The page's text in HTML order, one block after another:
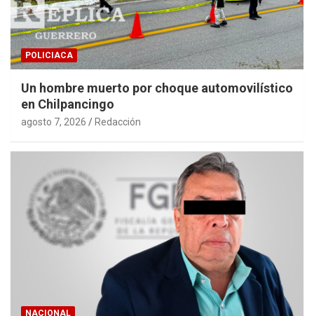
POLICIACA
Un hombre muerto por choque automovilístico
en Chilpancingo
agosto 7, 2026 Redacción
NACIONAL